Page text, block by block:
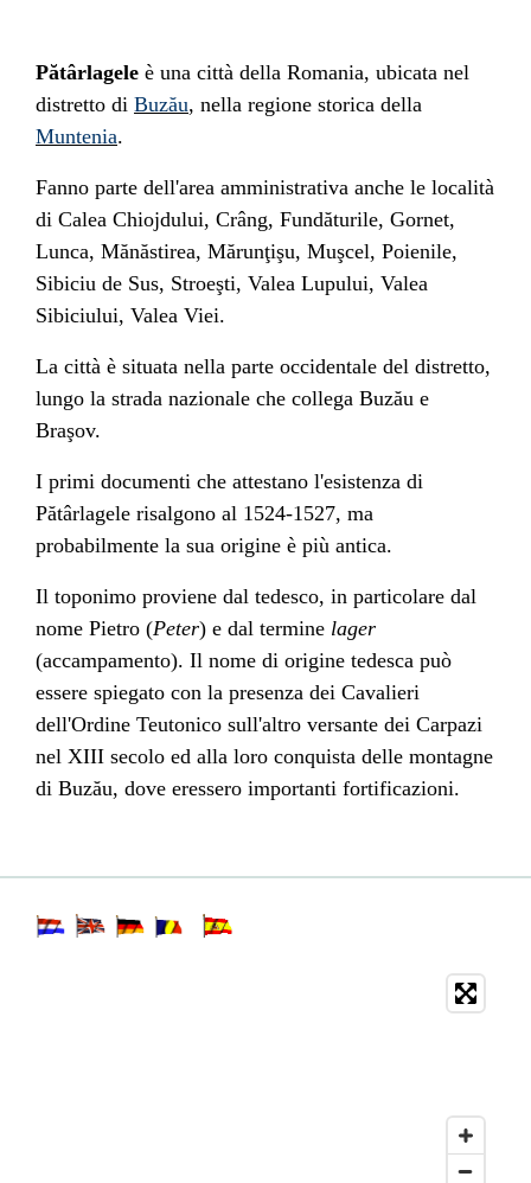
Pătârlagele è una città della Romania, ubicata nel
distretto di Buzău, nella regione storica della
Muntenia.
Fanno parte dell'area amministrativa anche le località
di Calea Chiojdului, Crâng, Fundăturile, Gornet,
Lunca, Mănăstirea, Mărunţişu, Muşcel, Poienile,
Sibiciu de Sus, Stroeşti, Valea Lupului, Valea
Sibiciului, Valea Viei.
La città è situata nella parte occidentale del distretto,
lungo la strada nazionale che collega Buzău e
Braşov.
I primi documenti che attestano l'esistenza di
Pătârlagele risalgono al 1524-1527, ma
probabilmente la sua origine è più antica.
Il toponimo proviene dal tedesco, in particolare dal
nome Pietro (Peter) e dal termine lager
(accampamento). Il nome di origine tedesca può
essere spiegato con la presenza dei Cavalieri
dell'Ordine Teutonico sull'altro versante dei Carpazi
nel XIII secolo ed alla loro conquista delle montagne
di Buzău, dove eressero importanti fortificazioni.